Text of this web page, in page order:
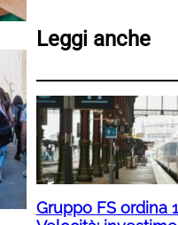
Leggi anche
Gruppo FS ordina